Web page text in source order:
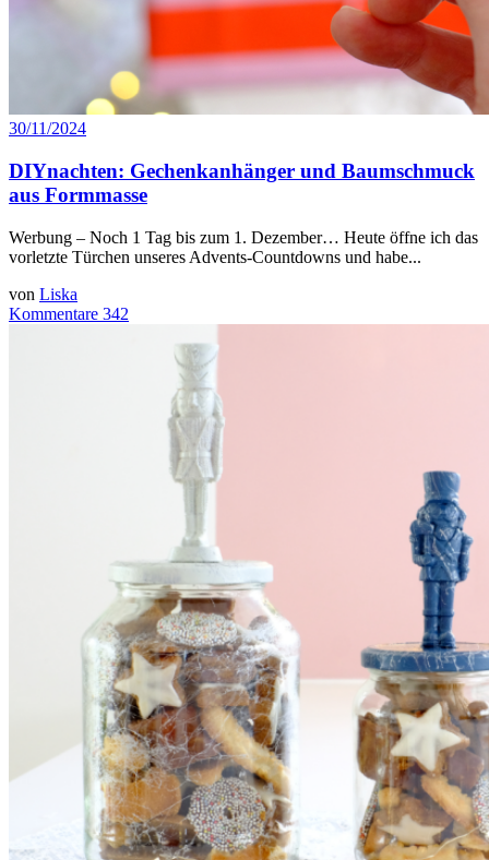
30/11/2024
DIYnachten: Gechenkanhänger und Baumschmuck
aus Formmasse
Werbung – Noch 1 Tag bis zum 1. Dezember… Heute öffne ich das
vorletzte Türchen unseres Advents-Countdowns und habe...
von Liska
Kommentare 342